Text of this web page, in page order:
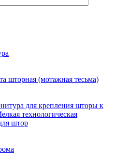
шторная (мотажная тесьма)
для крепления шторы к
технологическая
штор